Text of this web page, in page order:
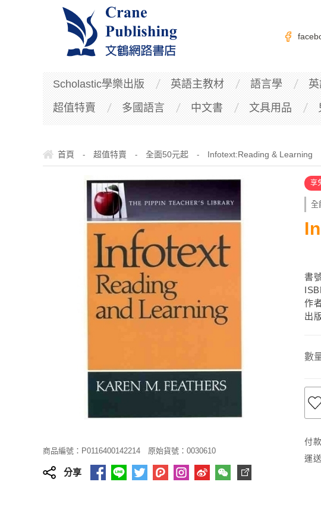
Scholastic學樂出版 英語主教材 語言學
超值特賣
多國語言 中文書 文具用品
首頁 - 超值特賣 - 全面50元起 - Infotext:Reading & Learning
商品編號：P0116400142214 原始貨號：0030610
分享
享
全
書
作
出
數
付
運